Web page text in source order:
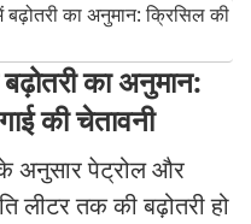
का अनुमान: क्रिसिल की
का अनुमान:
की चेतावनी
के अनुसार पेट्रोल और
लीटर तक की बढ़ोतरी हो